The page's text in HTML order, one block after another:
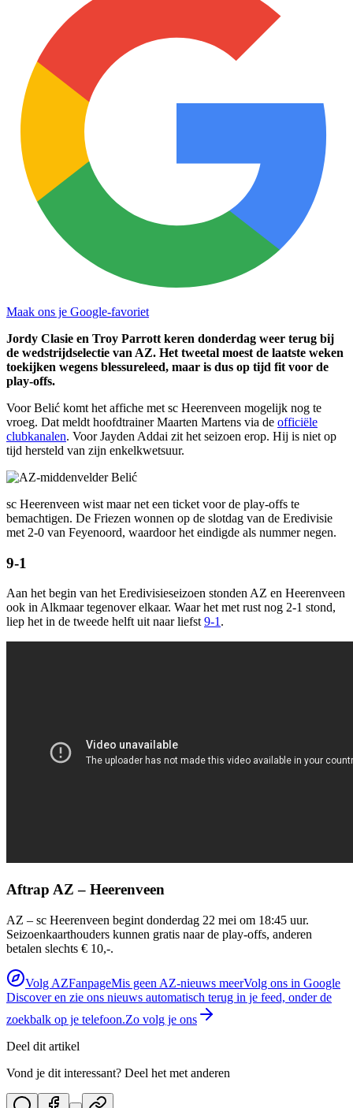
Maak ons je Google-favoriet
Jordy Clasie en Troy Parrott keren donderdag weer terug bij
de wedstrijdselectie van AZ. Het tweetal moest de laatste weken
toekijken wegens blessureleed, maar is dus op tijd fit voor de
play-offs.
Voor Belić komt het affiche met sc Heerenveen mogelijk nog te
vroeg. Dat meldt hoofdtrainer Maarten Martens via de officiële
clubkanalen. Voor Jayden Addai zit het seizoen erop. Hij is niet op
tijd hersteld van zijn enkelkwetsuur.
sc Heerenveen wist maar net een ticket voor de play-offs te
bemachtigen. De Friezen wonnen op de slotdag van de Eredivisie
met 2-0 van Feyenoord, waardoor het eindigde als nummer negen.
9-1
Aan het begin van het Eredivisieseizoen stonden AZ en Heerenveen
ook in Alkmaar tegenover elkaar. Waar het met rust nog 2-1 stond,
liep het in de tweede helft uit naar liefst 9-1 .
Aftrap AZ – Heerenveen
AZ – sc Heerenveen begint donderdag 22 mei om 18:45 uur.
Seizoenkaarthouders kunnen gratis naar de play-offs, anderen
betalen slechts € 10,-.
Volg AZFanpageMis geen AZ-nieuws meerVolg ons in Google
Discover en zie ons nieuws automatisch terug in je feed, onder de
zoekbalk op je telefoon.Zo volg je ons
Deel dit artikel
Vond je dit interessant? Deel het met anderen